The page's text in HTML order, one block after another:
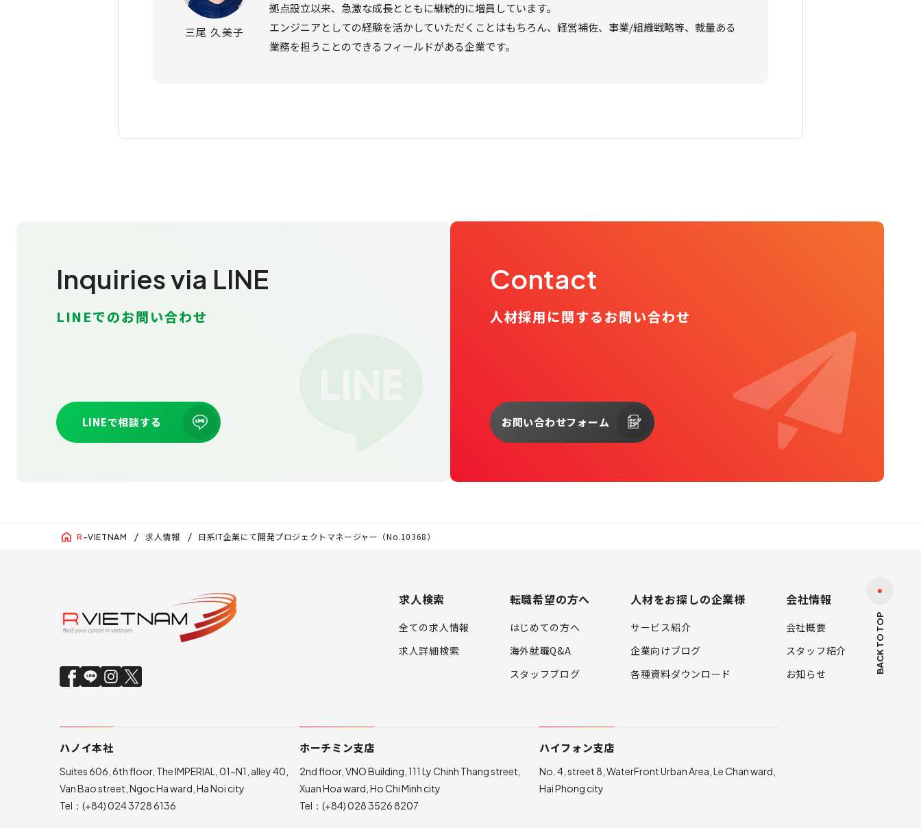
三尾 久美子
拠点設立以来、急激な成長とともに継続的に増員しています。
エンジニアとしての経験を活かしていただくことはもちろん、経営補佐、事業/組織戦略等、裁量ある
業務を担うことのできるフィールドがある企業です。
Inquiries via LINE
LINEでのお問い合わせ
LINEで相談する
Contact
人材採用に関するお問い合わせ
お問い合わせフォーム
R -VIETNAM 求人情報 日系IT企業にて開発プロジェクトマネージャー（No.10368）
求人検索
全ての求人情報
求人詳細検索
転職希望の方へ
はじめての方へ
海外就職Q&A
スタッフブログ
人材をお探しの企業様
サービス紹介
企業向けブログ
各種資料ダウンロード
会社情報
会社概要
スタッフ紹介
お知らせ
ハノイ本社
Suites 606, 6th floor, The IMPERIAL, 01-N1, alley 40,
Van Bao street, Ngoc Ha ward, Ha Noi city
Tel： (+84) 024 3728 6136
ホーチミン支店
2nd floor, VNO Building, 111 Ly Chinh Thang street,
Xuan Hoa ward, Ho Chi Minh city
Tel： (+84) 028 3526 8207
ハイフォン支店
No. 4, street 8, WaterFront Urban Area, Le Chan ward,
Hai Phong city
BACK TO TOP